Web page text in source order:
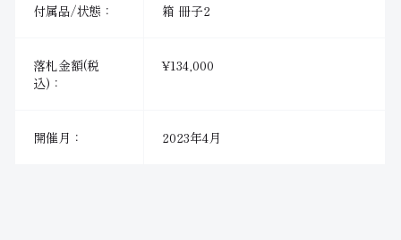
付属品/状態： 箱 冊子2
落札金額(税
込)：
¥134,000
開催月： 2023年4月